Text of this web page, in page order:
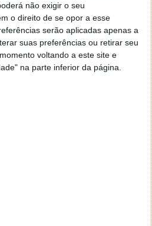
não exigir o seu
o direito de se opor a esse
serão aplicadas apenas a
suas preferências ou retirar seu
voltando a este site e
na parte inferior da página.
ARTIGO
lançamento de Aliens: Dark